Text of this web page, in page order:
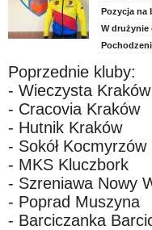
Pozycja na
W drużynie
Poprzednie kluby:
- Wieczysta
- Cracovia Kraków
- Hutnik Kraków
- Sokół
- MKS Kluczbork
- Szreniawa Nowy
- Poprad Muszyna
- Barciczanka